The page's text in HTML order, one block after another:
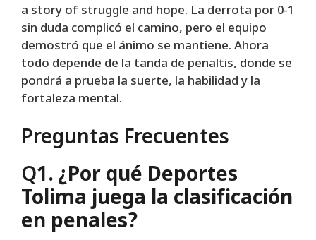
a story of struggle and hope. La derrota por 0-1
sin duda complicó el camino, pero el equipo
demostró que el ánimo se mantiene. Ahora
todo depende de la tanda de penaltis, donde se
pondrá a prueba la suerte, la habilidad y la
fortaleza mental.
Preguntas Frecuentes
Q1. ¿Por qué Deportes
Tolima juega la clasificación
en penales?